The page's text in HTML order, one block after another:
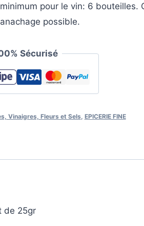
pour le vin: 6 bouteilles.
possible.
Sécurisé
Vinaigres, Fleurs et Sels EPICERIE FINE
de 25gr